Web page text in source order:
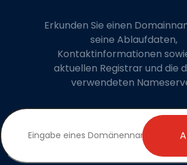
Erkunden Sie einen
seine Ablaufdaten,
Kontaktinformationen
aktuellen Registrar und die
verwendeten